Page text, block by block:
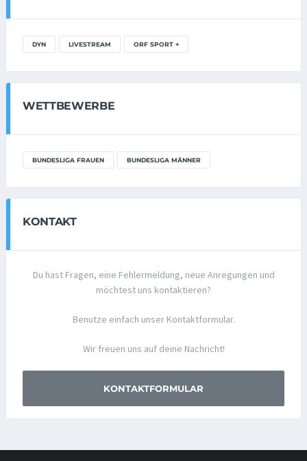
DYN LIVESTREAM ORF SPORT +
WETTBEWERBE
BUNDESLIGA FRAUEN BUNDESLIGA MÄNNER
KONTAKT
Du hast Fragen, eine Fehlermeldung, neue Anregungen und
möchtest uns kontaktieren?
Benutze einfach unser Kontaktformular.
Wir freuen uns auf deine Nachricht!
KONTAKTFORMULAR